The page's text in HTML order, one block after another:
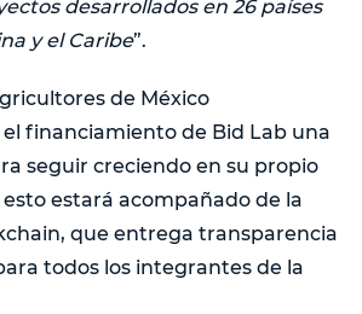
desarrollados en 26 países
y el Caribe”.
de México
financiamiento de Bid Lab una
seguir creciendo en su propio
esto estará acompañado de la
que entrega transparencia
todos los integrantes de la